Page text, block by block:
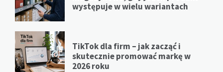
występuje w wielu wariantach
TikTok dla firm – jak zacząć i
skutecznie promować markę w
2026 roku